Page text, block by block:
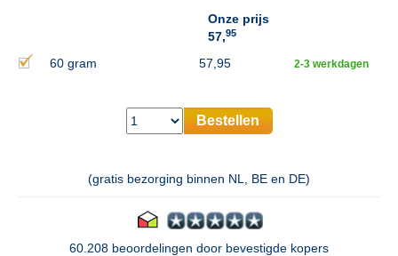
Onze prijs
57,95
60 gram 57,95 2-3 werkdagen
Bestellen
(gratis bezorging binnen NL, BE en DE)
60.208 beoordelingen door bevestigde kopers